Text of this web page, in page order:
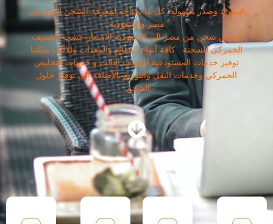
استورد وصدر بسهولة: كل ما تحتاجه لمعرفة الشحن البري بين
مصر والسعودية
ارخص شحن من مصر الى السعودية الاسعار حسب التصنيف
الجمركى للشحنة كافة أنواع البضائع والمعدات والاثاث يمكننا
توفير خدمات المستودعية للطرف الثالث و خدمات التخليص
الجمركي وخدمات النقل والتوزيع بالإضافة إلى توفير حلول
الشحن